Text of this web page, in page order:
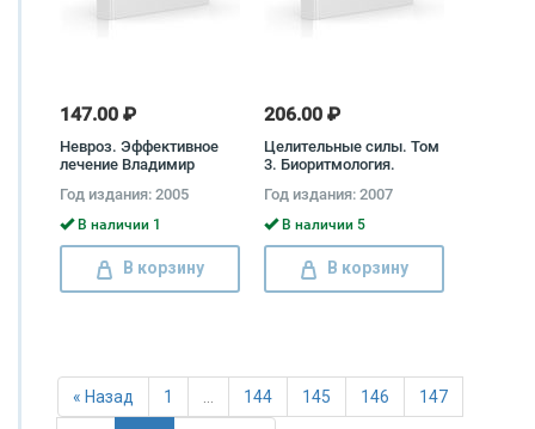
147.00 ₽
Невроз. Эффективное
лечение Владимир
Год издания: 2005
В наличии 1
В корзину
206.00 ₽
Целительные силы. Том
3. Биоритмология.
Траволечение Геннадий
Малахов
Год издания: 2007
В наличии 5
В корзину
« Назад 1 … 144 145 146 147